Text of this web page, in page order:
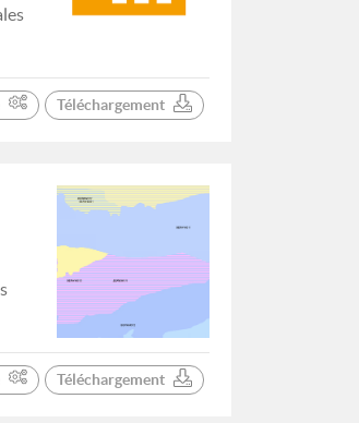
Téléchargement
Téléchargement